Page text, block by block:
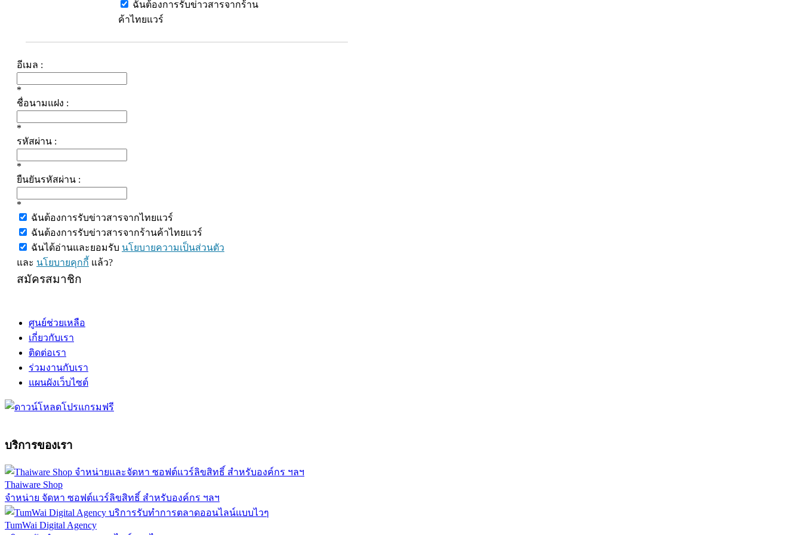
ฉันต้องการรับข่าวสารจากร้าน
ค้าไทยแวร์
อีเมล :
*
ชื่อนามแฝง :
*
รหัสผ่าน :
*
ยืนยันรหัสผ่าน :
*
ฉันต้องการรับข่าวสารจากไทยแวร์
ฉันต้องการรับข่าวสารจากร้านค้าไทยแวร์
ฉันได้อ่านและยอมรับ นโยบายความเป็นส่วนตัว
และ นโยบายคุกกี้ แล้ว?
สมัครสมาชิก
ศูนย์ช่วยเหลือ
เกี่ยวกับเรา
ติดต่อเรา
ร่วมงานกับเรา
แผนผังเว็บไซต์
บริการของเรา
Thaiware Shop
จำหน่าย จัดหา ซอฟต์แวร์ลิขสิทธิ์ สำหรับองค์กร ฯลฯ
TumWai Digital Agency